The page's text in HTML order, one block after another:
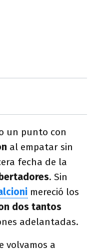
un punto con
al empatar sin
fecha de la
. Sin
mereció los
dos tantos
adelantadas.
volvamos a